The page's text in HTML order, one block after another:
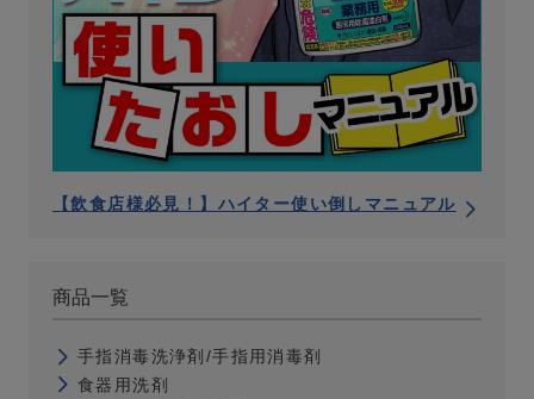
【飲食店様必見！】ハイター使い倒しマニュアル
商品一覧
手指消毒洗浄剤/手指用消毒剤
食器用洗剤